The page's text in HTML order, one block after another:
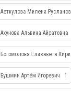
Аеткулова Милена
Ахунова Альвина Айратовна
Богомолова Елизавета
Бушмин Артём Игоревич 1